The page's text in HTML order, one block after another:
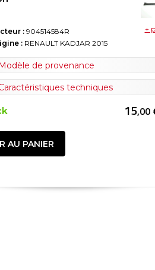
: 904514584R
: RENAULT KADJAR 2015
+
de provenance
techniques
15,00
AU PANIER